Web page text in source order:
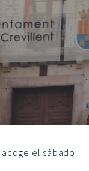
acoge el sábado